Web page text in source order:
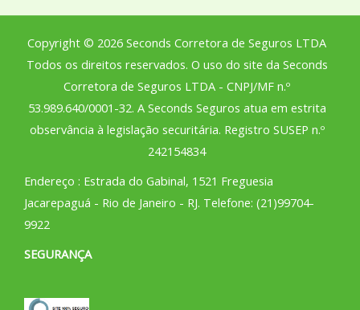
Copyright © 2026 Seconds Corretora de Seguros LTDA
Todos os direitos reservados. O uso do site da Seconds
Corretora de Seguros LTDA - CNPJ/MF n.º
53.989.640/0001-32. A Seconds Seguros atua em estrita
observância à legislação securitária. Registro SUSEP n.º
242154834
Endereço : Estrada do Gabinal, 1521 Freguesia
Jacarepaguá - Rio de Janeiro - RJ. Telefone: (21)99704-
9922
SEGURANÇA